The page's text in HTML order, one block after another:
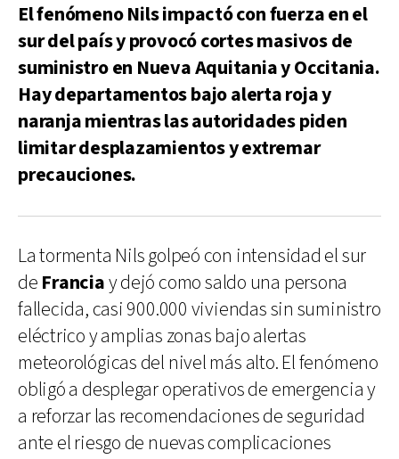
El fenómeno Nils impactó con fuerza en el
sur del país y provocó cortes masivos de
suministro en Nueva Aquitania y Occitania.
Hay departamentos bajo alerta roja y
naranja mientras las autoridades piden
limitar desplazamientos y extremar
precauciones.
La tormenta Nils golpeó con intensidad el sur
de Franciay dejó como saldo una persona
fallecida, casi 900.000 viviendas sin suministro
eléctrico y amplias zonas bajo alertas
meteorológicas del nivel más alto. El fenómeno
obligó a desplegar operativos de emergencia y
a reforzar las recomendaciones de seguridad
ante el riesgo de nuevas complicaciones